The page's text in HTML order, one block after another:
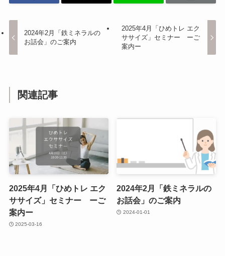
2024年2月「鉄ミネラルの
お話会」のご案内
2025年4月「ひめトレ エク
ササイズ」セミナー ーご
案内ー
関連記事
2025年4月「ひめトレ エク
ササイズ」セミナー ーご
案内ー
2025-03-16
2024年2月「鉄ミネラルの
お話会」のご案内
2024-01-01